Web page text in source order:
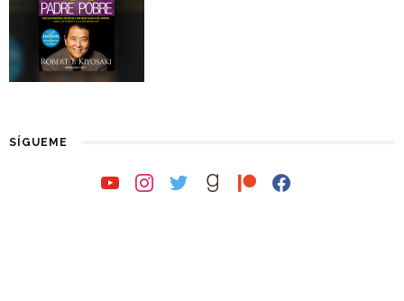
SÍGUEME
youtubeinstagramtwittergoodreads
patreonfacebook